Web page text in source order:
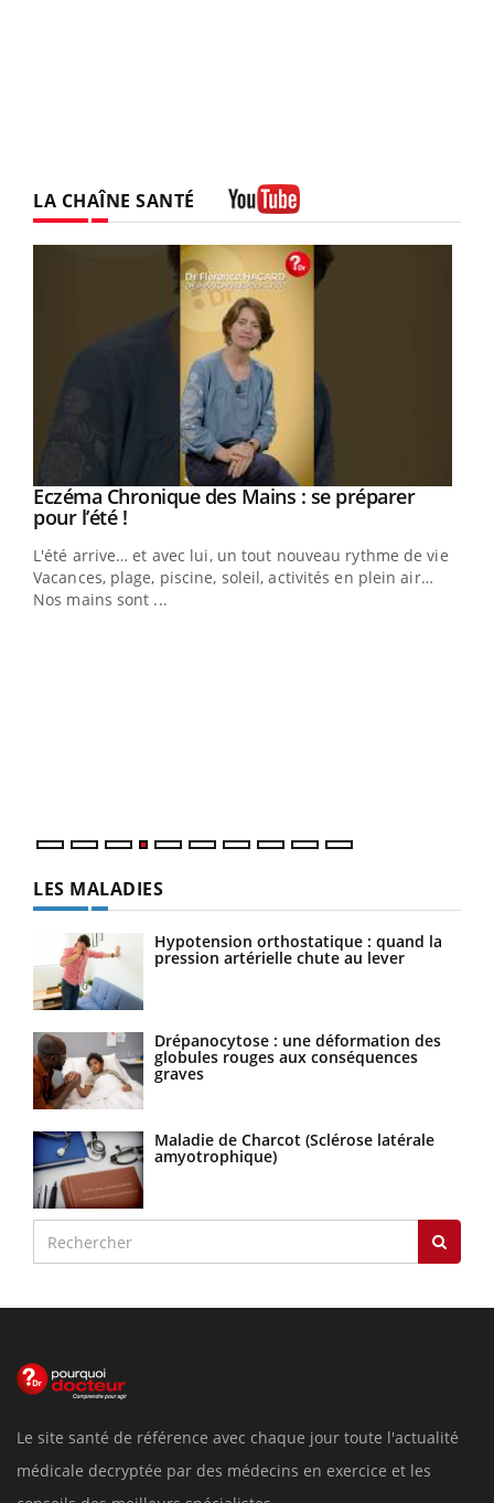
LA CHAÎNE SANTÉ
Youtube
Eczéma Chronique des Mains : se préparer
pour l’été !Youtube
L'été arrive… et avec lui, un tout nouveau rythme de vie !
Vacances, plage, piscine, soleil, activités en plein air…
Nos mains sont ...
LES MALADIES
Hypotension orthostatique : quand la
pression artérielle chute au lever
Drépanocytose : une déformation des
globules rouges aux conséquences
graves
Maladie de Charcot (Sclérose latérale
amyotrophique)
Le site santé de référence avec chaque jour toute l'actualité
médicale decryptée par des médecins en exercice et les